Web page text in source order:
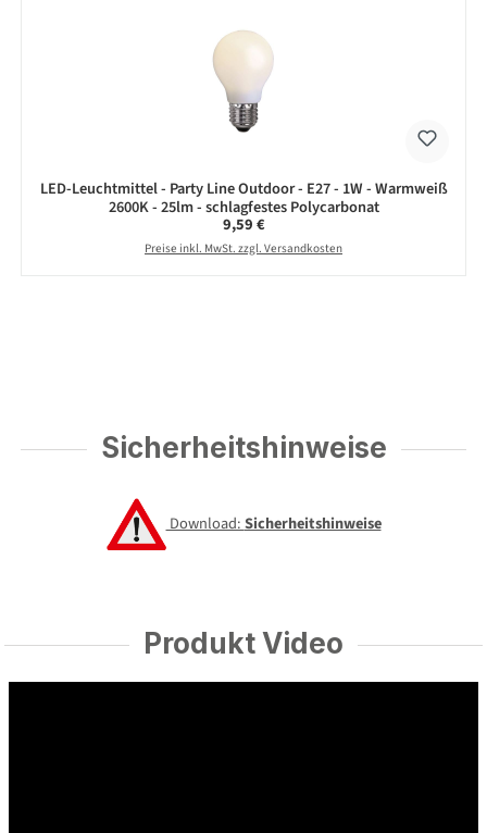
LED-Leuchtmittel - Party Line Outdoor - E27 - 1W - Warmweiß
2600K - 25lm - schlagfestes Polycarbonat
Regulärer Preis:
9,59 €
Preise inkl. MwSt. zzgl. Versandkosten
Sicherheitshinweise
Download:Sicherheitshinweise
Produkt Video